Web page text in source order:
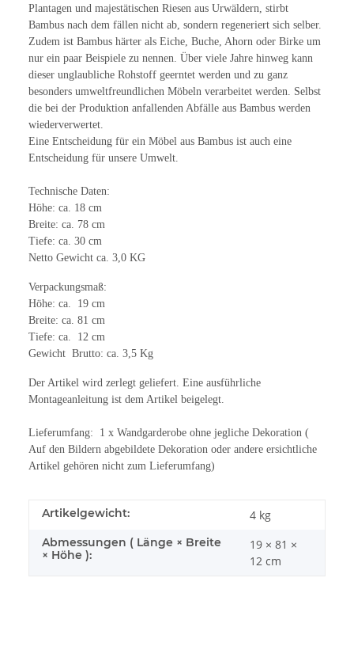
Plantagen und majestätischen Riesen aus Urwäldern, stirbt
Bambus nach dem fällen nicht ab, sondern regeneriert sich selber.
Zudem ist Bambus härter als Eiche, Buche, Ahorn oder Birke um
nur ein paar Beispiele zu nennen. Über viele Jahre hinweg kann
dieser unglaubliche Rohstoff geerntet werden und zu ganz
besonders umweltfreundlichen Möbeln verarbeitet werden. Selbst
die bei der Produktion anfallenden Abfälle aus Bambus werden
wiederverwertet.
Eine Entscheidung für ein Möbel aus Bambus ist auch eine
Entscheidung für unsere Umwelt.
Technische Daten:
Höhe: ca. 18 cm
Breite: ca. 78 cm
Tiefe: ca. 30 cm
Netto Gewicht ca. 3,0 KG
Verpackungsmaß:
Höhe: ca. 19 cm
Breite: ca. 81 cm
Tiefe: ca. 12 cm
Gewicht Brutto: ca. 3,5 Kg
Der Artikel wird zerlegt geliefert. Eine ausführliche
Montageanleitung ist dem Artikel beigelegt.
Lieferumfang: 1 x Wandgarderobe ohne jegliche Dekoration (
Auf den Bildern abgebildete Dekoration oder andere ersichtliche
Artikel gehören nicht zum Lieferumfang)
Artikelgewicht: 4 kg
Abmessungen ( Länge × Breite
× Höhe ):
19 × 81 ×
12 cm